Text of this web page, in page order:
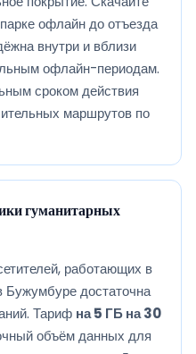
офлайн до отъезда
внутри и вблизи
офлайн-периодам.
сроком действия
маршрутов по
гуманитарных
работающих в
Бужумбуре достаточна
Тариф на 5 ГБ на 30
объём данных для